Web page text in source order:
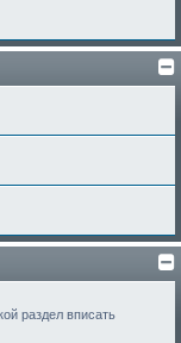
раздел вписать